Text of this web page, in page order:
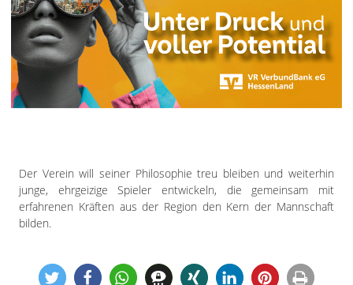
Der Verein will seiner Philosophie treu bleiben und weiterhin
junge, ehrgeizige Spieler entwickeln, die gemeinsam mit
erfahrenen Kräften aus der Region den Kern der Mannschaft
bilden.